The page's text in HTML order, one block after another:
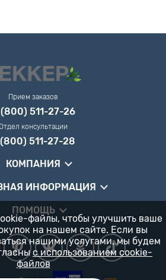
Прием заказов
511-27-26
консультации
511-27-28
КОМПАНИЯ
ИНФОРМАЦИЯ
ПОМОЩЬ
файлы, чтобы улучшить ваше
на нашем сайте. Если вы
нашими услугами, мы будем
с использованием cookie-
файлов